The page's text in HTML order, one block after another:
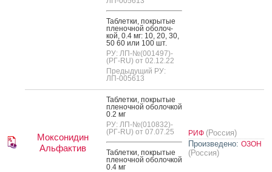
Таб­летки, пок­ры­тые
пле­ноч­ной обо­лоч­
кой, 0.4 мг: 10, 20, 30,
50 60 или 100 шт.
РУ: ЛП-№(001497)-
(РГ-RU) от 02.12.22
Предыдущий РУ:
ЛП-005613
Моксонидин
Альфактив
Таб­летки, пок­ры­тые
пле­ноч­ной обо­лоч­кой
0.2 мг
РУ: ЛП-№(010832)-
(РГ-RU) от 07.07.25
Таб­летки, пок­ры­тые
пле­ноч­ной обо­лоч­кой
0.4 мг
РИФ (Россия)
Произведено: ОЗОН
(Россия)